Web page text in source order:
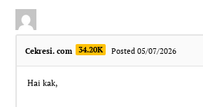
Cekresi. com 34.20K Posted 05/07/2026
Hai kak,